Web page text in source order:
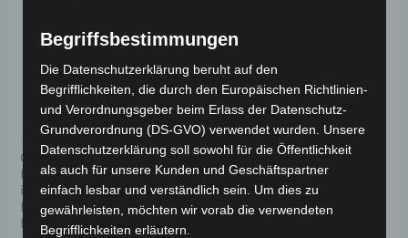
Kostenloser Versand
CARGO VOLT BP-150
Komplette Hinterachse
inkl. Differential,
Bremstrommeln und
Bremsen
CARGO VOLT
KUGELLAGER
Bewertet
49,00€ *
Begriffsbestimmungen
Die Datenschutzerklärung beruht auf den
Begrifflichkeiten, die durch den Europäischen Richtlinien-
und Verordnungsgeber beim Erlass der Datenschutz-
Grundverordnung (DS-GVO) verwendet wurden. Unsere
Datenschutzerklärung soll sowohl für die Öffentlichkeit
als auch für unsere Kunden und Geschäftspartner
einfach lesbar und verständlich sein. Um dies zu
gewährleisten, möchten wir vorab die verwendeten
Begrifflichkeiten erläutern.